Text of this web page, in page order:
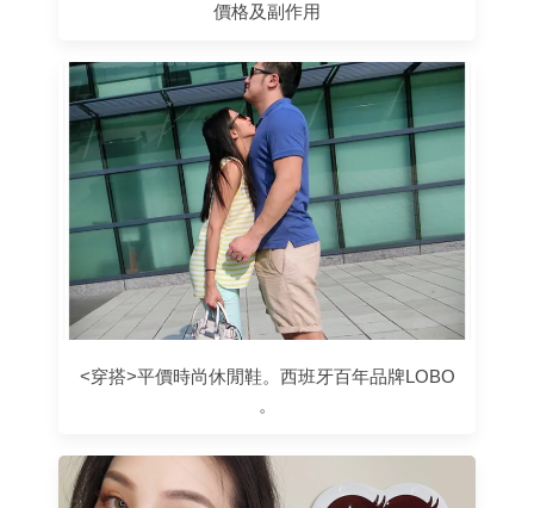
價格及副作用
<穿搭>平價時尚休閒鞋。西班牙百年品牌LOBO
。